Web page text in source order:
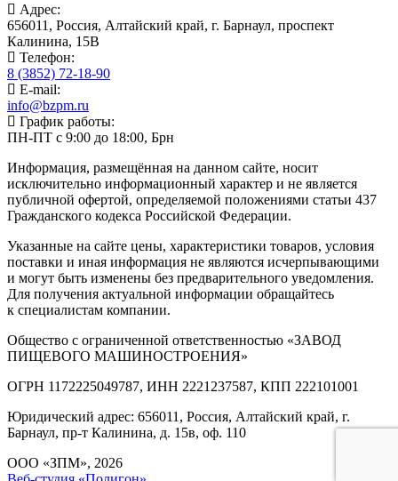
Адрес:
656011, Россия, Алтайский край, г. Барнаул, проспект
Калинина, 15В
Телефон:
8 (3852) 72-18-90
E-mail:
info@bzpm.ru
График работы:
ПН-ПТ с 9:00 до 18:00, Брн
Информация, размещённая на данном сайте, носит
исключительно информационный характер и не является
публичной офертой, определяемой положениями статьи 437
Гражданского кодекса Российской Федерации.
Указанные на сайте цены, характеристики товаров, условия
поставки и иная информация не являются исчерпывающими
и могут быть изменены без предварительного уведомления.
Для получения актуальной информации обращайтесь
к специалистам компании.
Общество с ограниченной ответственностью «ЗАВОД
ПИЩЕВОГО МАШИНОСТРОЕНИЯ»
ОГРН 1172225049787, ИНН 2221237587, КПП 222101001
Юридический адрес: 656011, Россия, Алтайский край, г.
Барнаул, пр-т Калинина, д. 15в, оф. 110
ООО «ЗПМ», 2026